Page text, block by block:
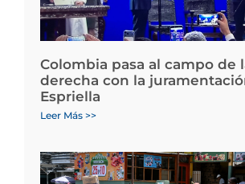
Colombia pasa al campo de
derecha con la
Espriella
Leer Más >>